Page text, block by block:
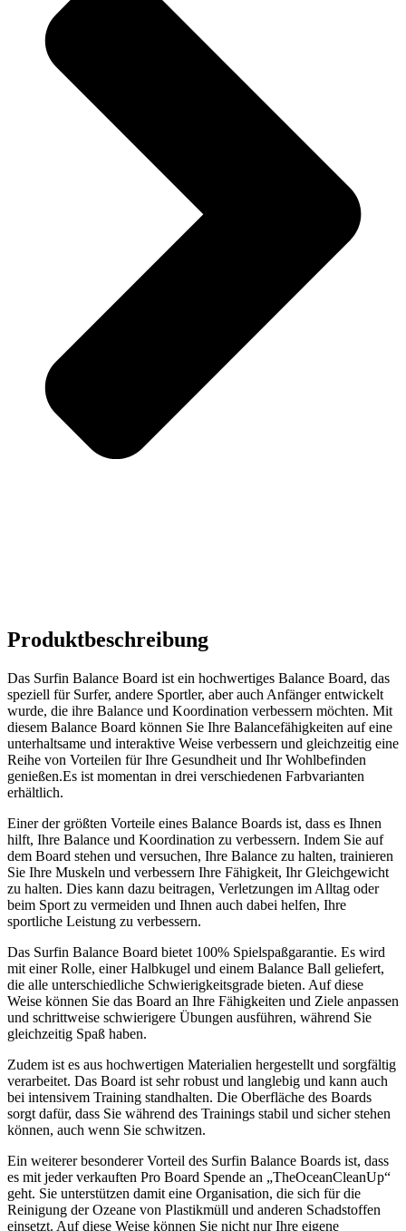
Produktbeschreibung
Das Surfin Balance Board ist ein hochwertiges Balance Board, das
speziell für Surfer, andere Sportler, aber auch Anfänger entwickelt
wurde, die ihre Balance und Koordination verbessern möchten. Mit
diesem Balance Board können Sie Ihre Balancefähigkeiten auf eine
unterhaltsame und interaktive Weise verbessern und gleichzeitig eine
Reihe von Vorteilen für Ihre Gesundheit und Ihr Wohlbefinden
genießen.Es ist momentan in drei verschiedenen Farbvarianten
erhältlich.
Einer der größten Vorteile eines Balance Boards ist, dass es Ihnen
hilft, Ihre Balance und Koordination zu verbessern. Indem Sie auf
dem Board stehen und versuchen, Ihre Balance zu halten, trainieren
Sie Ihre Muskeln und verbessern Ihre Fähigkeit, Ihr Gleichgewicht
zu halten. Dies kann dazu beitragen, Verletzungen im Alltag oder
beim Sport zu vermeiden und Ihnen auch dabei helfen, Ihre
sportliche Leistung zu verbessern.
Das Surfin Balance Board bietet 100% Spielspaßgarantie. Es wird
mit einer Rolle, einer Halbkugel und einem Balance Ball geliefert,
die alle unterschiedliche Schwierigkeitsgrade bieten. Auf diese
Weise können Sie das Board an Ihre Fähigkeiten und Ziele anpassen
und schrittweise schwierigere Übungen ausführen, während Sie
gleichzeitig Spaß haben.
Zudem ist es aus hochwertigen Materialien hergestellt und sorgfältig
verarbeitet. Das Board ist sehr robust und langlebig und kann auch
bei intensivem Training standhalten. Die Oberfläche des Boards
sorgt dafür, dass Sie während des Trainings stabil und sicher stehen
können, auch wenn Sie schwitzen.
Ein weiterer besonderer Vorteil des Surfin Balance Boards ist, dass
es mit jeder verkauften Pro Board Spende an „TheOceanCleanUp“
geht. Sie unterstützen damit eine Organisation, die sich für die
Reinigung der Ozeane von Plastikmüll und anderen Schadstoffen
einsetzt. Auf diese Weise können Sie nicht nur Ihre eigene